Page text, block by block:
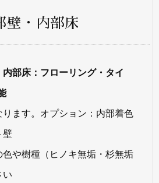
壁・内部床
部床：フローリング・タイ
ます。オプション：内部着色
壁
や樹種（ヒノキ無垢・杉無垢
い